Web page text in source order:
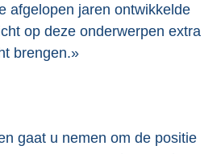
afgelopen jaren ontwikkelde
op deze onderwerpen extra
brengen.»
gaat u nemen om de positie